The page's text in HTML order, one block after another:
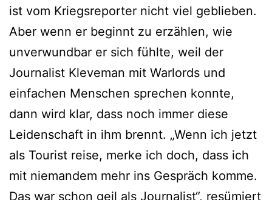
ist vom Kriegsreporter nicht viel geblieben.
Aber wenn er beginnt zu erzählen, wie
unverwundbar er sich fühlte, weil der
Journalist Kleveman mit Warlords und
einfachen Menschen sprechen konnte,
dann wird klar, dass noch immer diese
Leidenschaft in ihm brennt. „Wenn ich jetzt
als Tourist reise, merke ich doch, dass ich
mit niemandem mehr ins Gespräch komme.
Das war schon geil als Journalist“, resümiert